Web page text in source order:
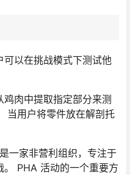
以在挑战模式下测试他
肉中提取指定部分来测
当用户将零件放在解剖托
一家非营利组织，专注于
PHA 活动的一个重要方